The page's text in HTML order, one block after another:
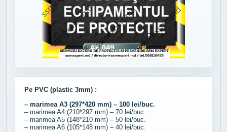
Pe PVC (plastic 3mm) :
– marimea A3 (297*420 mm) – 100 lei/buc.
– marimea A4 (210*297 mm) – 70 lei/buc.
– marimea A5 (148*210 mm) – 50 lei/buc.
– marimea A6 (105*148 mm) – 40 lei/buc.